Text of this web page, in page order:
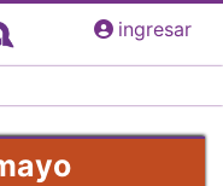
ingresar